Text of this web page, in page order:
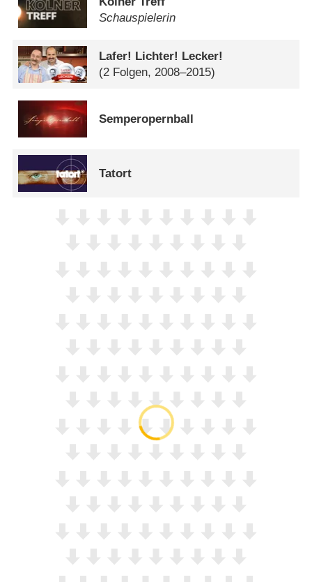
Schauspielerin
Lafer! Lichter! Lecker!
(2 Folgen, 2008–2015)
Semperopernball
Tatort